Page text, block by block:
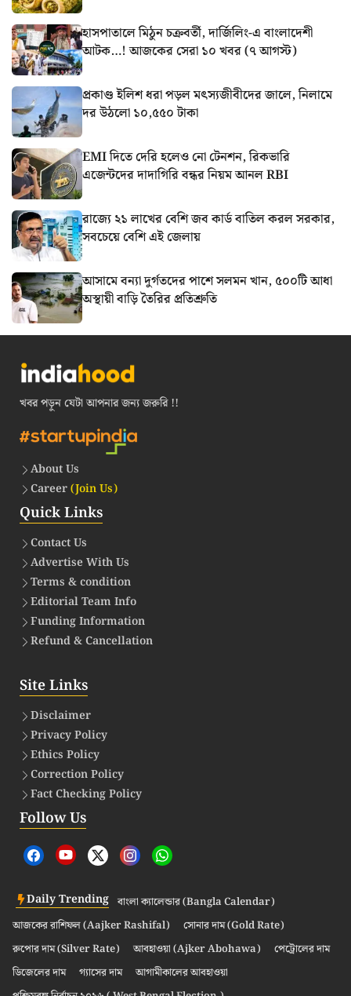
হাসপাতালে মিঠুন চক্রবর্তী, দার্জিলিং-এ বাংলাদেশী
আটক…! আজকের সেরা ১০ খবর (৭ আগস্ট)
প্রকাণ্ড ইলিশ ধরা পড়ল মৎস্যজীবীদের জালে, নিলামে
দর উঠলো ১০,৫৫০ টাকা
EMI দিতে দেরি হলেও নো টেনশন, রিকভারি
এজেন্টদের দাদাগিরি বন্ধর নিয়ম আনল RBI
রাজ্যে ২১ লাখের বেশি জব কার্ড বাতিল করল সরকার,
সবচেয়ে বেশি এই জেলায়
আসামে বন্যা দুর্গতদের পাশে সলমন খান, ৫০০টি আধা
অস্থায়ী বাড়ি তৈরির প্রতিশ্রুতি
খবর পড়ুন যেটা আপনার জন্য জরুরি !!
About Us
Career(Join Us)
Quick Links
Contact Us
Advertise With Us
Terms & condition
Editorial Team Info
Funding Information
Refund & Cancellation
Site Links
Disclaimer
Privacy Policy
Ethics Policy
Correction Policy
Fact Checking Policy
Follow Us
Daily Trending বাংলা ক্যালেন্ডার (Bangla Calendar)
আজকের রাশিফল (Aajker Rashifal)
সোনার দাম (Gold Rate)
রুপোর দাম (Silver Rate)
আবহাওয়া (Ajker Abohawa)
পেট্রোলের দাম
ডিজেলের দাম
গ্যাসের দাম
আগামীকালের আবহাওয়া